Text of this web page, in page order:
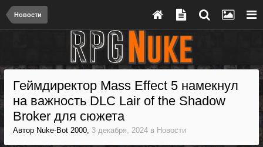
Новости
Геймдиректор Mass Effect 5 намекнул
на важность DLC Lair of the Shadow
Broker для сюжета
Автор Nuke-Bot 2000, 3 декабря, 2024 в Новости